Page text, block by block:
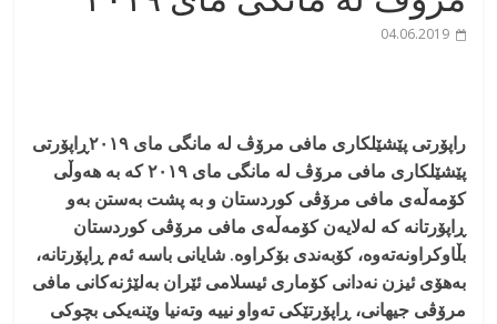
04.06.2019
راپۆرتی پێشێلكاری مافی مرۆڤ له‌ مانگی مای ٢٠١٩
ڕاپۆرتی
پێشێلكاری مافی مرۆڤ له‌ مانگی مای ۲۰۱٩ کە بە هەوڵی
کۆمەڵەی مافی مرۆڤی کوردستان و بە پشت بەستن بەو
ڕاپۆرتانە کە لەلایەن كۆمه‌ڵه‌ی مافی مرۆڤی کوردستان
بڵاوکراونەتەوە، کۆبەندی بۆکراوە. شایانی باسە ئەم ڕاپۆرتانە،
بەهۆی ئیزن نەدانی کۆماری ئیسلامی ئێران بەلێژنەکانی مافی
مرۆڤی جیهانی، ڕاپۆرتێکی تەواو نییە وتەنیا وێنەیکی بچوکی